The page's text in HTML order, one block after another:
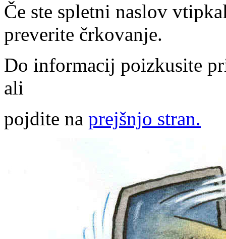
Če ste spletni naslov
preverite črkovanje.
Do informacij poizkusite
ali
pojdite na prejšnjo stran.